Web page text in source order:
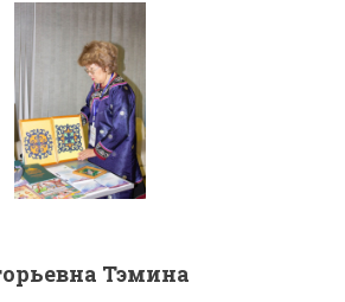
Тэмина